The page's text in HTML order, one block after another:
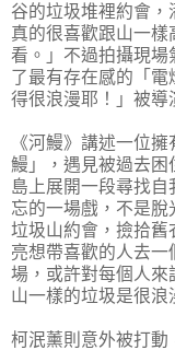
谷的垃圾堆裡約會，
真的很喜歡跟山一
看。」不過拍攝現場
了最有存在感的「
得很浪漫耶！」被導
《河鰻》講述一位
鰻」，遇見被過去困
島上展開一段尋找
忘的一場戲，不是
垃圾山約會，撿拾舊
亮想帶喜歡的人去
場，或許對每個人來
山一樣的垃圾是很浪
柯泯薰則意外被打動